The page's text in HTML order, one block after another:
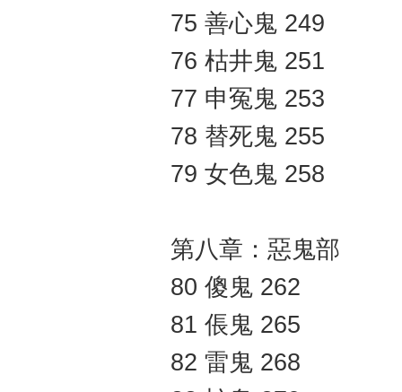
75 善心鬼 249
76 枯井鬼 251
77 申冤鬼 253
78 替死鬼 255
79 女色鬼 258
第八章：惡鬼部
80 傻鬼 262
81 倀鬼 265
82 雷鬼 268